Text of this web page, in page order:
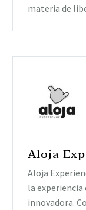
materia de
Aloja
Aloja
la experiencia
innovadora.